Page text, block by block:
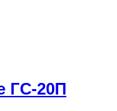
ГС-20П